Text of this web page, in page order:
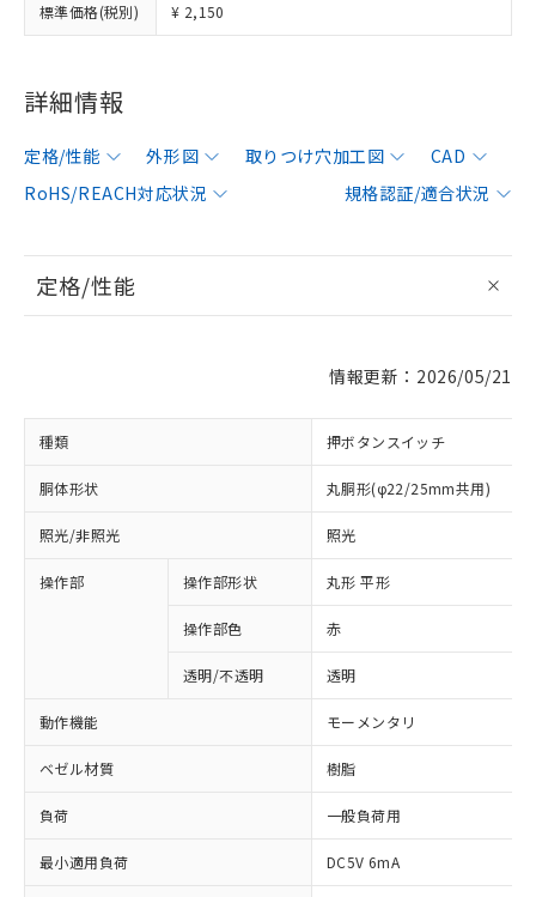
標準価格(税別) ¥ 2,150
詳細情報
定格/性能 外形図 取りつけ穴加工図
CAD
RoHS/REACH対応状況
規格認証/適合状況
定格/性能
情報更新：2026/05/21
種類 押ボタンスイッチ
胴体形状 丸胴形(φ22/25mm共用)
照光/非照光 照光
操作部 操作部形状 丸形 平形
操作部色 赤
透明/不透明 透明
動作機能 モーメンタリ
ベゼル材質 樹脂
負荷 一般負荷用
最小適用負荷 DC5V 6mA